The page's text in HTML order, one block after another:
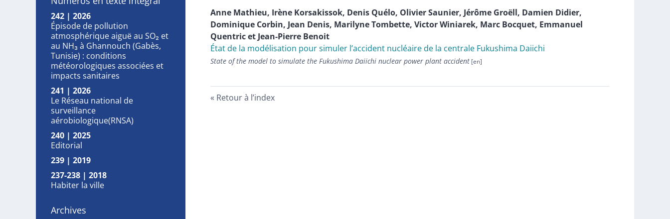
242 | 2026
Épisode de pollution
atmosphérique aiguë au SO₂ et
au NH₃ à Ghannouch (Gabès,
Tunisie) : conditions
météorologiques associées et
impacts sanitaires
241 | 2026
Le Réseau national de
surveillance
aérobiologique(RNSA)
240 | 2025
Editorial
239 | 2019
237-238 | 2018
Habiter la ville
Archives
Anne Mathieu, Irène Korsakissok, Denis Quélo, OlivierSaunier, Jérôme Groëll, Damien Didier,
Dominique Corbin, Jean Denis, MarilyneTombette, VictorWiniarek, Marc Bocquet, Emmanuel
Quentricet Jean-Pierre Benoit
État de la modélisation pour simuler l’accident nucléaire de la centrale Fukushima Daiichi
State of the model to simulate the Fukushima Daiichi nuclear power plant accident
Retour à l’index